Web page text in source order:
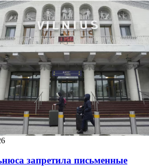
запретила письменные